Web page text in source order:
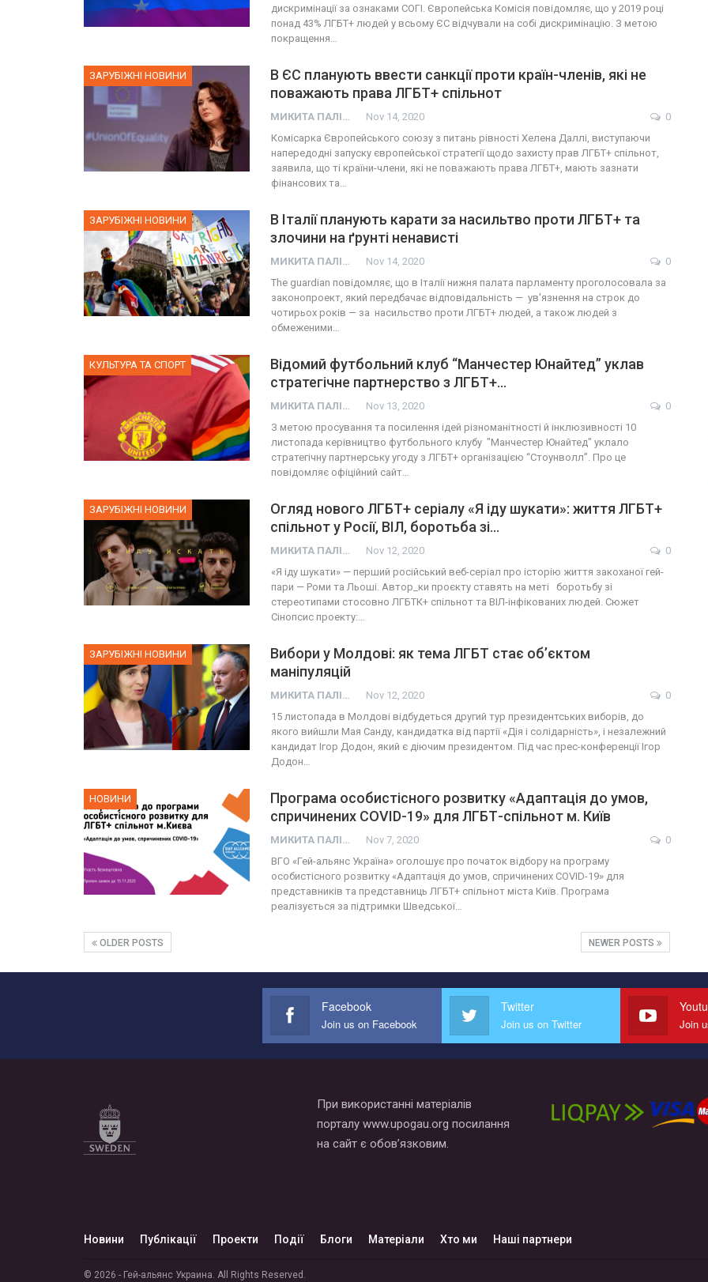
дискримінації за ознаками СОГІ. Європейська Комісія повідомляє, що у 2019 році
понад 43% ЛГБТ+ людей у ​​всьому ЄС відчували на собі дискримінацію. З метою
покращення…
ЗАРУБІЖНІ НОВИНИ
В ЄС планують ввести санкції проти країн-членів, які не
поважають права ЛГБТ+ спільнот
МИКИТА ПАЛІЙ Nov 14, 2020
0
Комісарка Європейського союзу з питань рівності Хелена Даллі, виступаючи
напередодні запуску європейської стратегії щодо захисту прав ЛГБТ+ спільнот,
заявила, що ті країни-члени, які не поважають права ЛГБТ+, мають зазнати
фінансових та…
ЗАРУБІЖНІ НОВИНИ
В Італії планують карати за насильтво проти ЛГБТ+ та
злочини на ґрунті ненависті
МИКИТА ПАЛІЙ Nov 14, 2020
0
Тhe guardian повідомляє, що в Італії нижня палата парламенту проголосовала за
законопроект, який передбачає відповідальність — ув'язнення на строк до
чотирьох років — за насильство проти ЛГБТ+ людей, а також людей з
обмеженими…
КУЛЬТУРА ТА СПОРТ
Відомий футбольний клуб “Манчестер Юнайтед” уклав
стратегічне партнерство з ЛГБТ+…
МИКИТА ПАЛІЙ Nov 13, 2020
0
З метою просування та посилення ідей різноманітності й інклюзивності 10
листопада керівництво футбольного клубу "Манчестер Юнайтед" уклало
стратегічну партнерську угоду з ЛГБТ+ організацією “Стоунволл”. Про це
повідомляє офіційний сайт…
ЗАРУБІЖНІ НОВИНИ
Огляд нового ЛГБТ+ серіалу «Я іду шукати»: життя ЛГБТ+
спільнот у Росії, ВІЛ, боротьба зі…
МИКИТА ПАЛІЙ Nov 12, 2020
0
«Я іду шукати» — перший російський веб-серіал про історію життя закоханої гей-
пари — Роми та Льоші. Автор_ки проєкту ставять на меті боротьбу зі
стереотипами стосовно ЛГБТК+ спільнот та ВІЛ-інфікованих людей. Сюжет
Сінопсис проекту:…
ЗАРУБІЖНІ НОВИНИ
Вибори у Молдові: як тема ЛГБТ стає об’єктом
маніпуляцій
МИКИТА ПАЛІЙ Nov 12, 2020
0
15 листопада в Молдові відбудеться другий тур президентських виборів, до
якого вийшли Мая Санду, кандидатка від партії «Дія і солідарність», і незалежний
кандидат Ігор Додон, який є діючим президентом. Під час прес-конференції Ігор
Додон…
НОВИНИ
Програма особистісного розвитку «Адаптація до умов,
спричинених СOVID-19» для ЛГБТ-спільнот м. Київ
МИКИТА ПАЛІЙ Nov 7, 2020
0
ВГО «Гей-альянс Україна» оголошує про початок відбору на програму
особистісного розвитку «Адаптація до умов, спричинених COVID-19» для
представників та представниць ЛГБТ+ спільнот міста Київ. Програма
реалізується за підтримки Шведської…
OLDER POSTS NEWER POSTS
Facebook
Join us on Facebook
Twitter
Join us on Twitter Join
При використанні матеріалів
порталу www.upogau.org посилання
на сайт є обов’язковим.
Новини Публікації Проекти Події Блоги Матеріали Хто ми Наші партнери
© 2026 - Гей-альянс Украина. All Rights Reserved.